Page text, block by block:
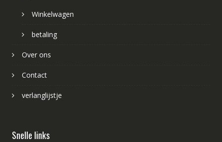
Winkelwagen
betaling
Over ons
Contact
verlanglijstje
Snelle links